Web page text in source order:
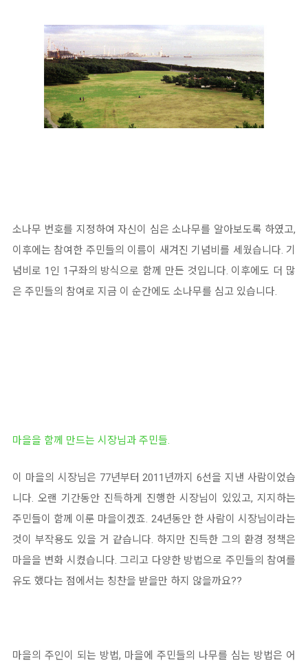
소나무 번호를 지정하여 자신이 심은 소나무를 알아보도록 하였고,
이후에는 참여한 주민들의 이름이 새겨진 기념비를 세웠습니다. 기
념비로 1인 1구좌의 방식으로 함께 만든 것입니다. 이후에도 더 많
은 주민들의 참여로 지금 이 순간에도 소나무를 심고 있습니다.
마을을 함께 만드는 시장님과 주민들.
이 마을의 시장님은 77년부터 2011년까지 6선을 지낸 사람이었습
니다. 오랜 기간동안 진득하게 진행한 시장님이 있있고, 지지하는
주민들이 함께 이룬 마을이겠죠. 24년동안 한 사람이 시장님이라는
것이 부작용도 있을 거 같습니다. 하지만 진득한 그의 환경 정책은
마을을 변화 시켰습니다. 그리고 다양한 방법으로 주민들의 참여를
유도 했다는 점에서는 칭찬을 받을만 하지 않을까요??
마을의 주인이 되는 방법, 마을에 주민들의 나무를 심는 방법은 어